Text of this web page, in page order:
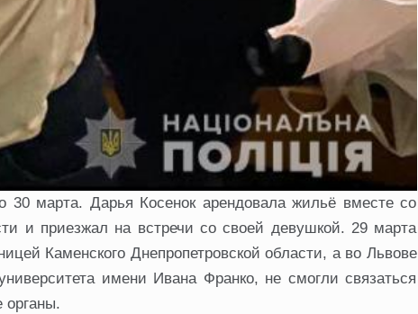
марта. Дарья Косенок арендовала жильё вместе со
и приезжал на встречи со своей девушкой. 29 марта
Каменского Днепропетровской области, а во Львове
имени Ивана Франко, не смогли связаться
органы.